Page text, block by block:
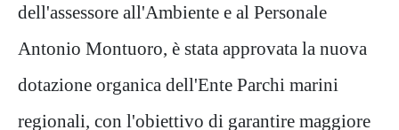
dell'assessore all'Ambiente e al Personale
Antonio Montuoro, è stata approvata la nuova
dotazione organica dell'Ente Parchi marini
regionali, con l'obiettivo di garantire maggiore